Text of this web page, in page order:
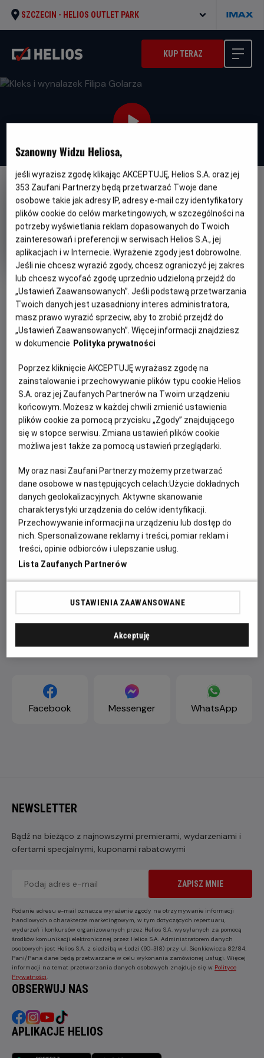
SZCZECIN - HELIOS OUTLET PARK
KUP TERAZ
FILM POLSKI
OBSERWUJ
Kleks i wynalazek Filipa Golarza
Gatunek
Fantasy / Przygodowy / Familijny
Minimalny
Od 7
lat
Czas
trwania
116 min
Kraj
i
rok
produkcji
Polska (2025)
PREMIERA
10 stycznia 2025
REŻYSERIA
Maciej Kawulski
SCENARIUSZ
Krzysztof Gureczny,
Agnieszka Kruk
OBSADA
Piotr Fronczewski, Tomasz Kot, Janusz Chabior, Sebastian
Stankiewicz, Antonina Litwiniak, Konrad Repiński
WIĘCEJ SZCZEGÓŁÓW
OPIS FILMU
Po letniej przerwie Ada Niezgódka wraca do Akademii, żeby
rozwikłać tajemnicę pochodzenia swojego przyjaciela -
Alberta. W tym samym czasie profesor Kleks wyrusza do
świata realnego, żeby odnaleźć przyjaciela sprzed lat.
Okazuje się, że oba te tropy prowadzą do dawnego
absolwenta Akademii - Filipa zwanego Golarzem…
ZAPROŚ ZNAJOMYCH
Facebook Messenger WhatsApp
NEWSLETTER
Bądź na bieżąco z najnowszymi premierami, wydarzeniami i
ofertami specjalnymi, kuponami rabatowymi
ZAPISZ MNIE
Podanie adresu e-mail oznacza wyrażenie zgody na otrzymywanie informacji
handlowych o charakterze marketingowym, w tym dotyczących repertuaru,
wydarzeń i konkursów organizowanych przez Helios S.A. wysyłanych za pomocą
środków komunikacji elektronicznej przez Helios S.A. Administratorem danych
osobowych jest Helios S.A. z siedzibą w Łodzi (90-318) przy ul. Sienkiewicza 82/84.
Pani/Pana dane będą przetwarzane w celu wykonania zamówionej usługi. Więcej
informacji na temat przetwarzania danych osobowych znajduje się w Polityce
Prywatności
OBSERWUJ NAS
APLIKACJE HELIOS
Szanowny Widzu Heliosa,
jeśli wyrazisz zgodę klikając AKCEPTUJĘ, Helios S.A. oraz jej
353 Zaufani Partnerzy będą przetwarzać Twoje dane
osobowe takie jak adresy IP, adresy e-mail czy identyfikatory
plików cookie do celów marketingowych, w szczególności na
potrzeby wyświetlania reklam dopasowanych do Twoich
zainteresowań i preferencji w serwisach Helios S.A., jej
aplikacjach i w Internecie. Wyrażenie zgody jest dobrowolne.
Jeśli nie chcesz wyrazić zgody, chcesz ograniczyć jej zakres
lub chcesz wycofać zgodę uprzednio udzieloną przejdź do
„Ustawień Zaawansowanych”. Jeśli podstawą przetwarzania
Twoich danych jest uzasadniony interes administratora,
masz prawo wyrazić sprzeciw, aby to zrobić przejdź do
„Ustawień Zaawansowanych”. Więcej informacji znajdziesz
w dokumencie Polityka prywatności
Poprzez kliknięcie AKCEPTUJĘ wyrażasz zgodę na
zainstalowanie i przechowywanie plików typu cookie Helios
S.A. oraz jej Zaufanych Partnerów na Twoim urządzeniu
końcowym. Możesz w każdej chwili zmienić ustawienia
plików cookie za pomocą przycisku „Zgody” znajdującego
się w stopce serwisu. Zmiana ustawień plików cookie
możliwa jest także za pomocą ustawień przeglądarki.
My oraz nasi Zaufani Partnerzy możemy przetwarzać
dane osobowe w następujących celach:Użycie dokładnych
danych geolokalizacyjnych. Aktywne skanowanie
charakterystyki urządzenia do celów identyfikacji.
Przechowywanie informacji na urządzeniu lub dostęp do
nich. Spersonalizowane reklamy i treści, pomiar reklam i
treści, opinie odbiorców i ulepszanie usług.
Lista Zaufanych Partnerów
USTAWIENIA ZAAWANSOWANE
Akceptuję